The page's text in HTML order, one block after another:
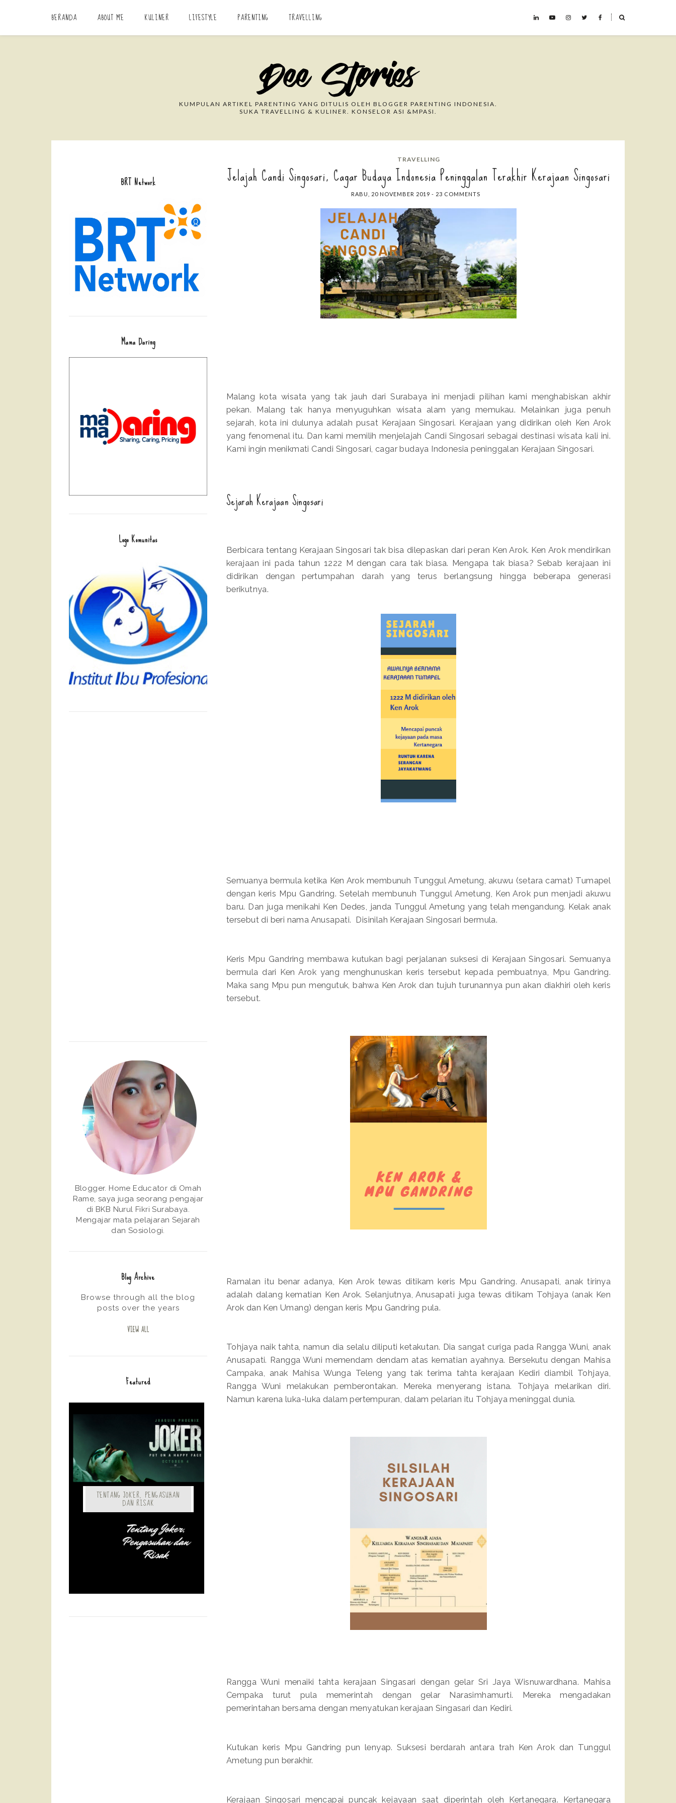
BERANDA ABOUT ME KULINER LIFESTYLE PARENTING TRAVELLING ˟
Search This Blog
KUMPULAN ARTIKEL PARENTING YANG DITULIS OLEH BLOGGER PARENTING INDONESIA.
SUKA TRAVELLING & KULINER. KONSELOR ASI &MPASI.
TRAVELLING
Jelajah Candi Singosari, Cagar Budaya Indonesia Peninggalan Terakhir Kerajaan Singosari
RABU, 20 NOVEMBER 2019 - 23 COMMENTS
Malang kota wisata yang tak jauh dari Surabaya ini menjadi pilihan kami menghabiskan akhir
pekan. Malang tak hanya menyuguhkan wisata alam yang memukau. Melainkan juga penuh
sejarah, kota ini dulunya adalah pusat Kerajaan Singosari. Kerajaan yang didirikan oleh Ken Arok
yang fenomenal itu. Dan kami memilih menjelajah Candi Singosari sebagai destinasi wisata kali ini.
Kami ingin menikmati Candi Singosari, cagar budaya Indonesia peninggalan Kerajaan Singosari.
Sejarah Kerajaan Singosari
Berbicara tentang Kerajaan Singosari tak bisa dilepaskan dari peran Ken Arok. Ken Arok mendirikan
kerajaan ini pada tahun 1222 M dengan cara tak biasa. Mengapa tak biasa? Sebab kerajaan ini
didirikan dengan pertumpahan darah yang terus berlangsung hingga beberapa generasi
berikutnya.
Semuanya bermula ketika Ken Arok membunuh Tunggul Ametung, akuwu (setara camat) Tumapel
dengan keris Mpu Gandring. Setelah membunuh Tunggul Ametung, Ken Arok pun menjadi akuwu
baru. Dan juga menikahi Ken Dedes, janda Tunggul Ametung yang telah mengandung. Kelak anak
tersebut di beri nama Anusapati. Disinilah Kerajaan Singosari bermula.
Keris Mpu Gandring membawa kutukan bagi perjalanan suksesi di Kerajaan Singosari. Semuanya
bermula dari Ken Arok yang menghunuskan keris tersebut kepada pembuatnya, Mpu Gandring.
Maka sang Mpu pun mengutuk, bahwa Ken Arok dan tujuh turunannya pun akan diakhiri oleh keris
tersebut.
Ramalan itu benar adanya, Ken Arok tewas ditikam keris Mpu Gandring. Anusapati, anak tirinya
adalah dalang kematian Ken Arok. Selanjutnya, Anusapati juga tewas ditikam Tohjaya (anak Ken
Arok dan Ken Umang) dengan keris Mpu Gandring pula.
Tohjaya naik tahta, namun dia selalu diliputi ketakutan. Dia sangat curiga pada Rangga Wuni, anak
Anusapati. Rangga Wuni memendam dendam atas kematian ayahnya. Bersekutu dengan Mahisa
Campaka, anak Mahisa Wunga Teleng yang tak terima tahta kerajaan Kediri diambil Tohjaya,
Rangga Wuni melakukan pemberontakan. Mereka menyerang istana. Tohjaya melarikan diri.
Namun karena luka-luka dalam pertempuran, dalam pelarian itu Tohjaya meninggal dunia.
Rangga Wuni menaiki tahta kerajaan Singasari dengan gelar Sri Jaya Wisnuwardhana. Mahisa
Cempaka turut pula memerintah dengan gelar Narasimhamurti. Mereka mengadakan
pemerintahan bersama dengan menyatukan kerajaan Singasari dan Kediri.
Kutukan keris Mpu Gandring pun lenyap. Suksesi berdarah antara trah Ken Arok dan Tunggul
Ametung pun berakhir.
Kerajaan Singosari mencapai puncak kejayaan saat diperintah oleh Kertanegara. Kertanegara
BRT Network
Mama Daring
Logo Komunitas
Blogger. Home Educator di Omah
Rame, saya juga seorang pengajar
di BKB Nurul Fikri Surabaya.
Mengajar mata pelajaran Sejarah
dan Sosiologi.
Blog Archive
Browse through all the blog
posts over the years
VIEW ALL
Featured
TENTANG JOKER, PENGASUHAN
DAN RISAK